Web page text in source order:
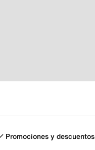
Promociones y descuentos